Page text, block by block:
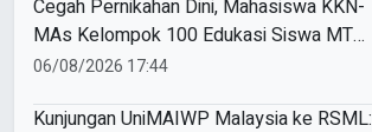
Cegah Pernikahan Dini, Mahasiswa KKN-
MAs Kelompok 100 Edukasi Siswa MTS
Miftahul Ulum Tawangsari
06/08/2026 17:44
Kunjungan UniMAIWP Malaysia ke RSML: